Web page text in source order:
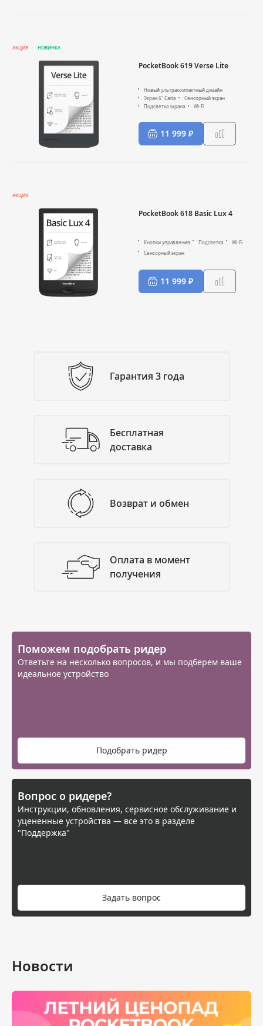
АКЦИЯ НОВИНКА
PocketBook 619 Verse Lite
Новый ультракомпактный дизайн
Экран 6" Carta
Сенсорный экран
Подсветка экрана
Wi-Fi
11 999 ₽
АКЦИЯ
PocketBook 618 Basic Lux 4
Кнопки управления Подсветка
Wi-Fi
Сенсорный экран
11 999 ₽
Гарантия 3 года
Бесплатная
доставка
Возврат и обмен
Оплата в момент
получения
Поможем подобрать ридер
Ответьте на несколько вопросов, и мы подберем ваше
идеальное устройство
Подобрать ридер
Вопрос о ридере?
Инструкции, обновления, сервисное обслуживание и
уцененные устройства — все это в разделе
"Поддержка"
Задать вопрос
Новости